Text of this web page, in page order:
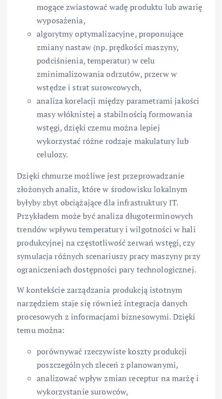
mogące zwiastować wadę produktu lub awarię
wyposażenia,
algorytmy optymalizacyjne, proponujące
zmiany nastaw (np. prędkości maszyny,
podciśnienia, temperatur) w celu
zminimalizowania odrzutów, przerw w
wstędze i strat surowcowych,
analiza korelacji między parametrami jakości
masy włóknistej a stabilnością formowania
wstęgi, dzięki czemu można lepiej
wykorzystać różne rodzaje makulatury lub
celulozy.
Dzięki chmurze możliwe jest przeprowadzanie
złożonych analiz, które w środowisku lokalnym
byłyby zbyt obciążające dla infrastruktury IT.
Przykładem może być analiza długoterminowych
trendów wpływu temperatury i wilgotności w hali
produkcyjnej na częstotliwość zerwań wstęgi, czy
symulacja różnych scenariuszy pracy maszyny przy
ograniczeniach dostępności pary technologicznej.
W kontekście zarządzania produkcją istotnym
narzędziem staje się również integracja danych
procesowych z informacjami biznesowymi. Dzięki
temu można:
porównywać rzeczywiste koszty produkcji
poszczególnych zleceń z planowanymi,
analizować wpływ zmian receptur na marżę i
wykorzystanie surowców,